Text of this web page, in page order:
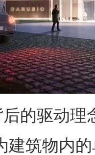
的驱动理
建筑物内